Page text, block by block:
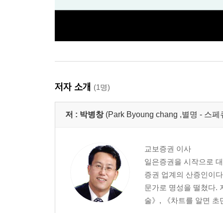
저자 소개 (1명)
저 : 박병창 (Park Byoung chang ,별명 - 스페
교보증권 이사
일은증권을 시작으로
증권 업계의 산증인이
문가로 명성을 떨쳤다.
술》, 《차트를 알면 초